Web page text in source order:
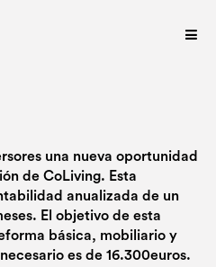
una nueva oportunidad
de CoLiving. Esta
anualizada de un
El objetivo de esta
básica, mobiliario y
es de 16.300euros.